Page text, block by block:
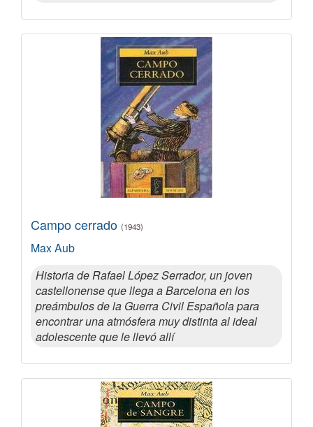
Campo cerrado (1943)
Max Aub
Historia de Rafael López Serrador, un joven
castellonense que llega a Barcelona en los
preámbulos de la Guerra Civil Española para
encontrar una atmósfera muy distinta al ideal
adolescente que le llevó allí